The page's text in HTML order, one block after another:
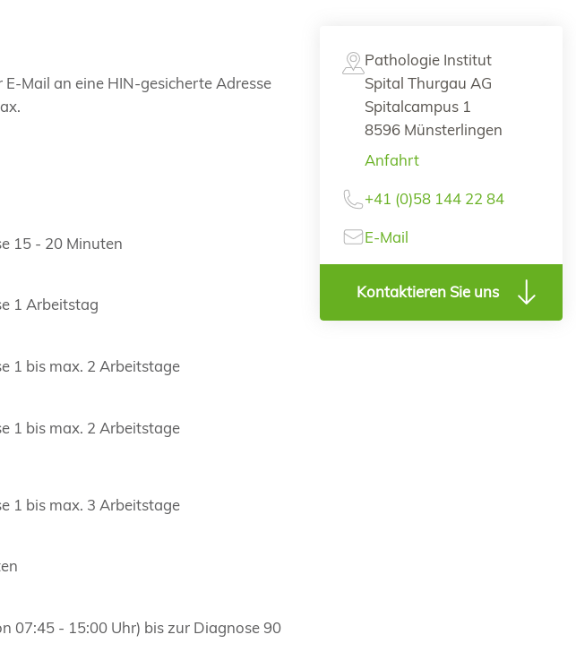
Mail an eine HIN-gesicherte Adresse
15 - 20 Minuten
1 Arbeitstag
1 bis max. 2 Arbeitstage
1 bis max. 2 Arbeitstage
1 bis max. 3 Arbeitstage
07:45 - 15:00 Uhr) bis zur Diagnose 90
Pathologie Institut
Spital Thurgau AG
Spitalcampus 1
8596 Münsterlingen
Anfahrt
+41 (0)58 144 22 84
E-Mail
Kontaktieren Sie uns